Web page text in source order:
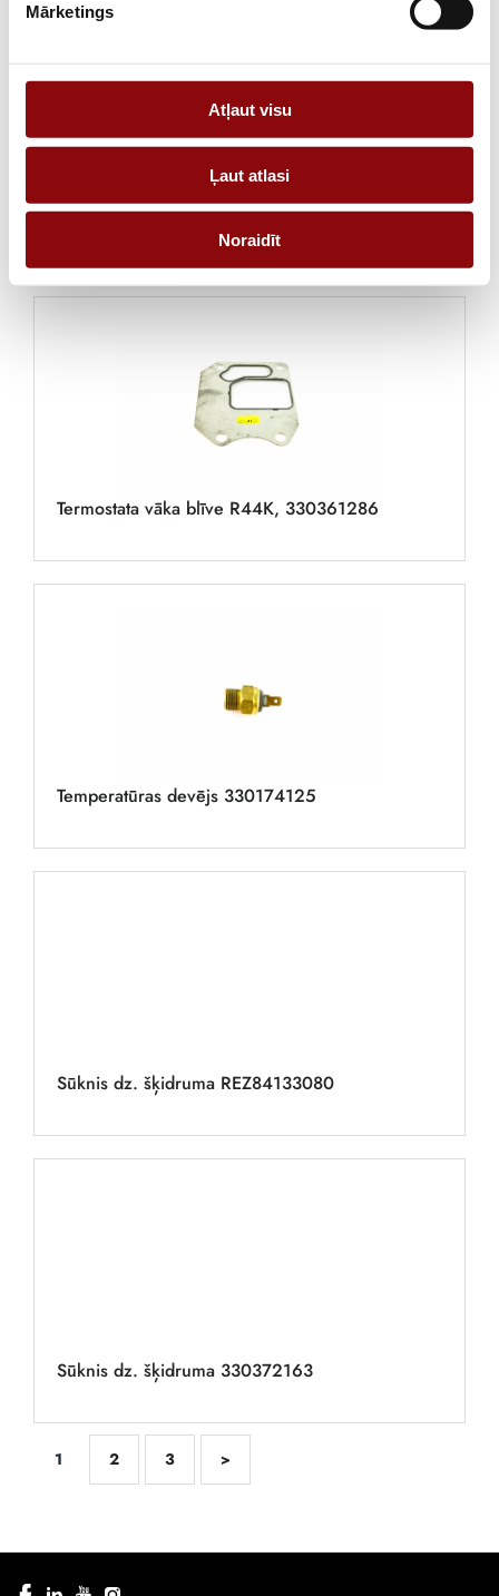
Mārketings
Atļaut visu
Ļaut atlasi
Noraidīt
Termostata vāka blīve R44K, 330361286
Temperatūras devējs 330174125
Sūknis dz. šķidruma REZ84133080
Sūknis dz. šķidruma 330372163
1 2 3 >